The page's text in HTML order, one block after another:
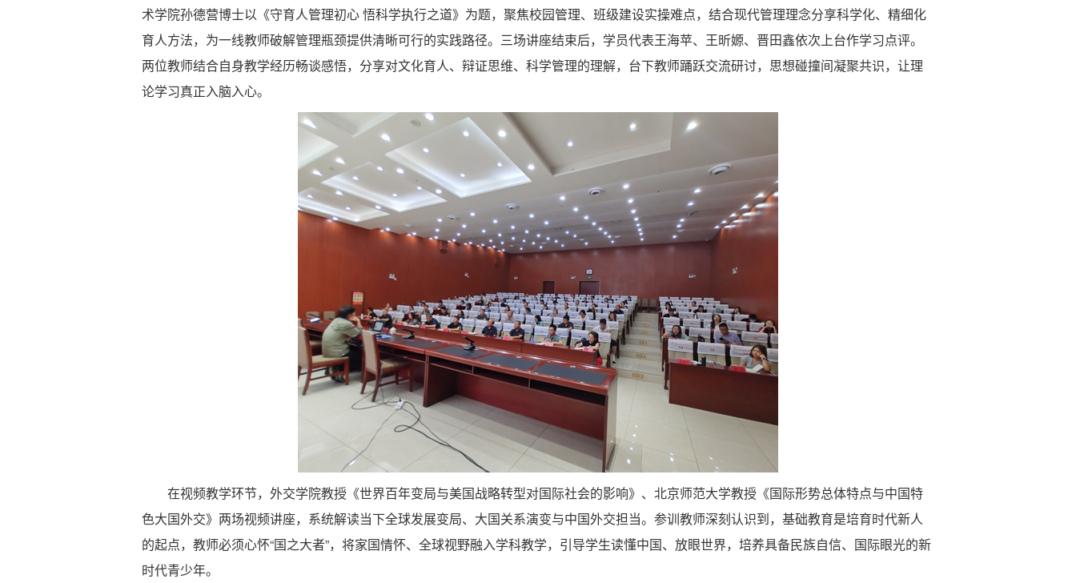
术学院孙德营博士以《守育人管理初心 悟科学执行之道》为题，聚焦校园管理、班级建设实操难点，结合现代管理理念分享科学化、精细化
育人方法，为一线教师破解管理瓶颈提供清晰可行的实践路径。三场讲座结束后，学员代表王海苹、王昕嫄、晋田鑫依次上台作学习点评。
两位教师结合自身教学经历畅谈感悟，分享对文化育人、辩证思维、科学管理的理解，台下教师踊跃交流研讨，思想碰撞间凝聚共识，让理
论学习真正入脑入心。
在视频教学环节，外交学院教授《世界百年变局与美国战略转型对国际社会的影响》、北京师范大学教授《国际形势总体特点与中国特
色大国外交》两场视频讲座，系统解读当下全球发展变局、大国关系演变与中国外交担当。参训教师深刻认识到，基础教育是培育时代新人
的起点，教师必须心怀“国之大者”，将家国情怀、全球视野融入学科教学，引导学生读懂中国、放眼世界，培养具备民族自信、国际眼光的新
时代青少年。